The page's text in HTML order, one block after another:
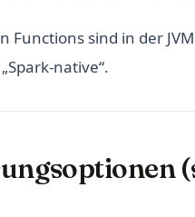
Functions sind in der
native“.